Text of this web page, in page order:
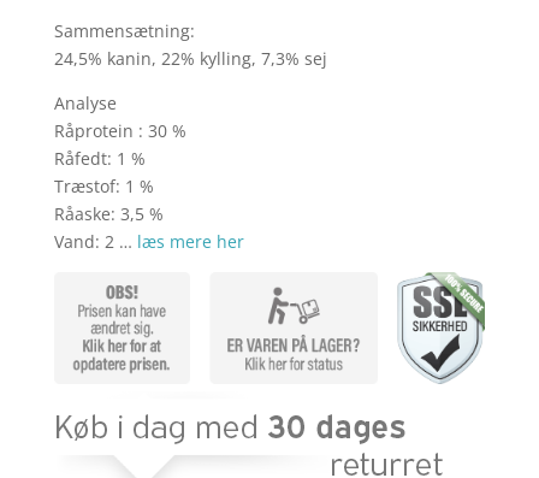
Sammensætning:
24,5% kanin, 22% kylling, 7,3% sej
Analyse
Råprotein : 30 %
Råfedt: 1 %
Træstof: 1 %
Råaske: 3,5 %
Vand: 2 … læs mere her